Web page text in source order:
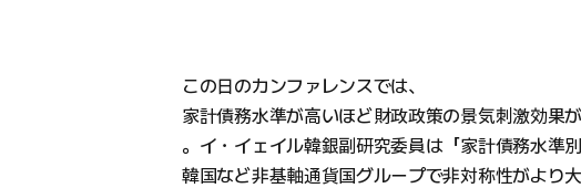
この日のカンファレンスでは、
家計債務水準が高いほど財政政策の景気刺激効果
。イ・イェイル韓銀副研究委員は「家計債務水準
韓国など非基軸通貨国グループで非対称性がより